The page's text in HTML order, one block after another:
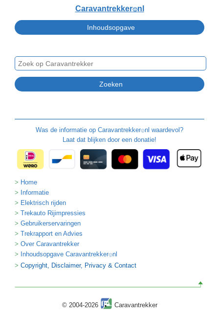
Caravantrekker🙂nl
Was de informatie op Caravantrekker🙂nl waardevol?
Laat dat blijken door een donatie!
Home
Informatie
Elektrisch rijden
Trekauto Rijimpressies
Gebruikerservaringen
Trekrapport en Advies
Over Caravantrekker
Inhoudsopgave Caravantrekker🙂nl
Copyright, Disclaimer, Privacy & Contact
© 2004-2026 Caravantrekker